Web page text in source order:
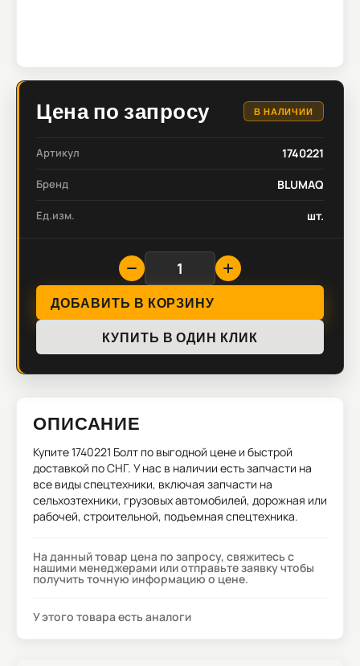
Цена по запросу В НАЛИЧИИ
Артикул 1740221
Бренд BLUMAQ
Ед.изм. шт.
ДОБАВИТЬ В КОРЗИНУ
КУПИТЬ В ОДИН КЛИК
ОПИСАНИЕ
Купите1740221 Болт по выгодной цене и быстрой
доставкой по СНГ. У нас в наличии есть запчасти на
все виды спецтехники, включая запчасти на
сельхозтехники, грузовых автомобилей, дорожная или
рабочей, строительной, подъемная спецтехника.
На данный товар цена по запросу, свяжитесь с
нашими менеджерами или отправьте заявку чтобы
получить точную информацию о цене.
У этого товара есть аналоги